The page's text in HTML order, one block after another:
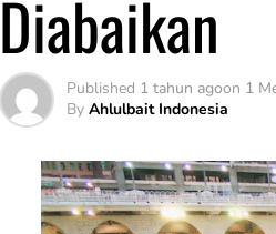
Diabaikan
Published 1 tahun agoon 1
By Ahlulbait Indonesia